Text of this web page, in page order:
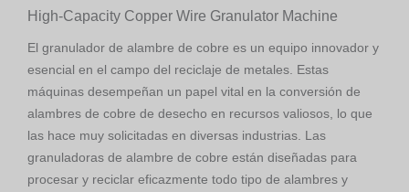
High-Capacity Copper Wire Granulator Machine
El granulador de alambre de cobre es un equipo innovador y
esencial en el campo del reciclaje de metales. Estas
máquinas desempeñan un papel vital en la conversión de
alambres de cobre de desecho en recursos valiosos, lo que
las hace muy solicitadas en diversas industrias. Las
granuladoras de alambre de cobre están diseñadas para
procesar y reciclar eficazmente todo tipo de alambres y